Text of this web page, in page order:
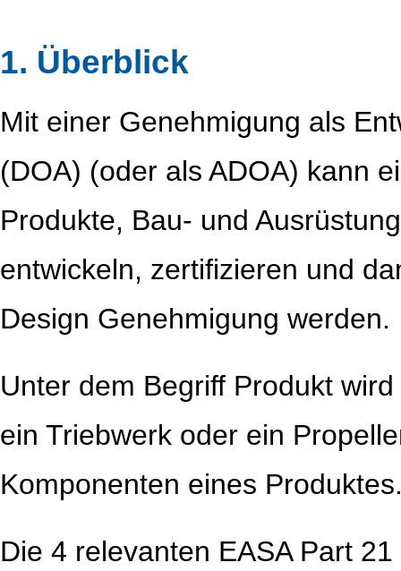
1. Überblick
Mit einer Genehmigung als
(DOA) (oder als ADOA) kann
Produkte, Bau- und
entwickeln, zertifizieren und
Design Genehmigung werden.
Unter dem Begriff Produkt
ein Triebwerk oder ein
Komponenten eines
Die 4 relevanten EASA Part